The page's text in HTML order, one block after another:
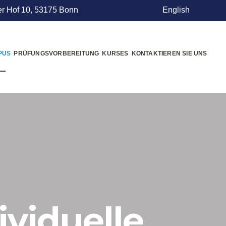
Hof 10, 53175 Bonn English
PRÜFUNGSVORBEREITUNG KURSES KONTAKTIEREN SIE UNS